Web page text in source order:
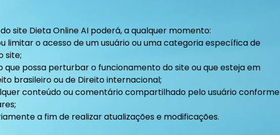
site Dieta Online AI poderá, a qualquer momento:
limitar o acesso de um usuário ou uma categoria específica de
site;
possa perturbar o funcionamento do site ou que esteja em
brasileiro ou de Direito internacional;
conteúdo ou comentário compartilhado pelo usuário conforme
a fim de realizar atualizações e modificações.